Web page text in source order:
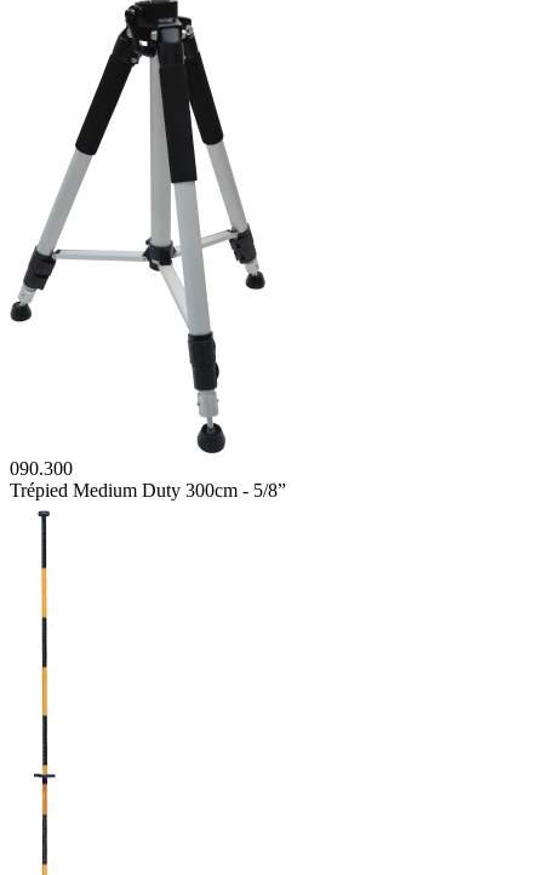
090.300
Trépied Medium Duty 300cm - 5/8”